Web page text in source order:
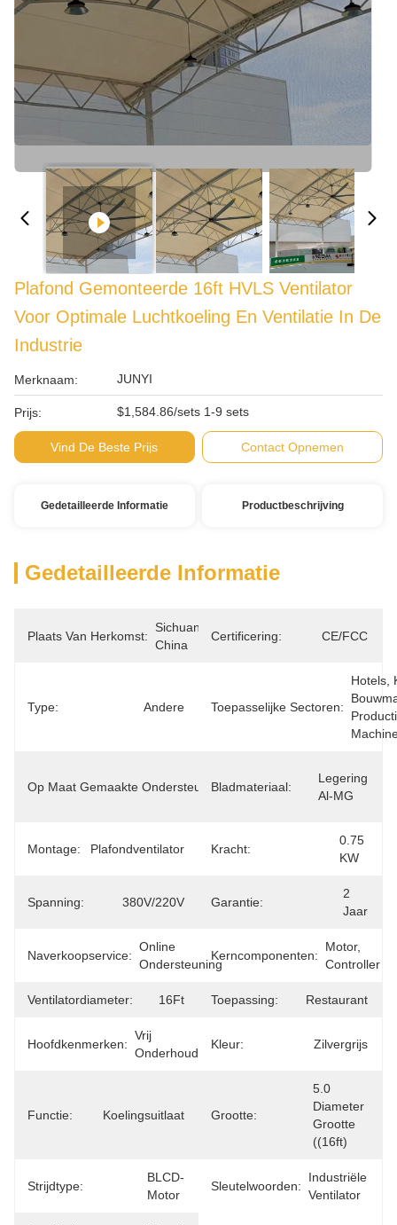
Plafond Gemonteerde 16ft HVLS Ventilator
Voor Optimale Luchtkoeling En Ventilatie In De
Industrie
Merknaam: JUNYI
Prijs: $1,584.86/sets 1-9 sets
Vind De Beste Prijs Contact Opnemen
Gedetailleerde Informatie Productbeschrijving
Gedetailleerde Informatie
Plaats Van Herkomst:
Sichuan,
China
Certificering: CE/FCC
Type: Andere Toepasselijke Sectoren:
Hotels,
Op Maat Gemaakte Ondersteuning:
ODM,
Bladmateriaal:
Legering
Al-MG
Montage: Plafondventilator Kracht:
0.75
KW
Spanning: 380V/220V Garantie:
2
Jaar
Naverkoopservice:
Online
Ondersteuning
Kerncomponenten:
Motor,
Controller
Ventilatordiameter: 16Ft Toepassing: Restaurant
Hoofdkenmerken:
Vrij
Onderhoud
Kleur: Zilvergrijs
Functie: Koelingsuitlaat Grootte:
5.0
Diameter
Grootte
((16ft)
Strijdtype:
BLCD-
Motor
Sleutelwoorden:
Industriële
Ventilator